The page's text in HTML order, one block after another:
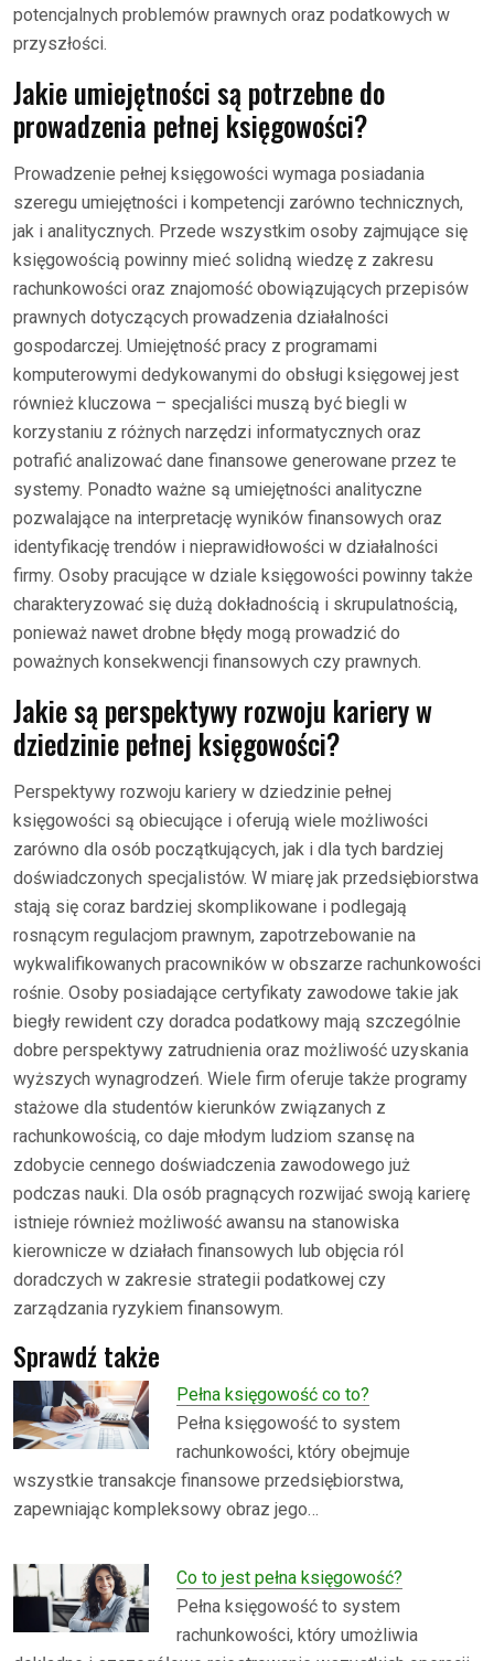
potencjalnych problemów prawnych oraz podatkowych w
przyszłości.
Jakie umiejętności są potrzebne do
prowadzenia pełnej księgowości?
Prowadzenie pełnej księgowości wymaga posiadania
szeregu umiejętności i kompetencji zarówno technicznych,
jak i analitycznych. Przede wszystkim osoby zajmujące się
księgowością powinny mieć solidną wiedzę z zakresu
rachunkowości oraz znajomość obowiązujących przepisów
prawnych dotyczących prowadzenia działalności
gospodarczej. Umiejętność pracy z programami
komputerowymi dedykowanymi do obsługi księgowej jest
również kluczowa – specjaliści muszą być biegli w
korzystaniu z różnych narzędzi informatycznych oraz
potrafić analizować dane finansowe generowane przez te
systemy. Ponadto ważne są umiejętności analityczne
pozwalające na interpretację wyników finansowych oraz
identyfikację trendów i nieprawidłowości w działalności
firmy. Osoby pracujące w dziale księgowości powinny także
charakteryzować się dużą dokładnością i skrupulatnością,
ponieważ nawet drobne błędy mogą prowadzić do
poważnych konsekwencji finansowych czy prawnych.
Jakie są perspektywy rozwoju kariery w
dziedzinie pełnej księgowości?
Perspektywy rozwoju kariery w dziedzinie pełnej
księgowości są obiecujące i oferują wiele możliwości
zarówno dla osób początkujących, jak i dla tych bardziej
doświadczonych specjalistów. W miarę jak przedsiębiorstwa
stają się coraz bardziej skomplikowane i podlegają
rosnącym regulacjom prawnym, zapotrzebowanie na
wykwalifikowanych pracowników w obszarze rachunkowości
rośnie. Osoby posiadające certyfikaty zawodowe takie jak
biegły rewident czy doradca podatkowy mają szczególnie
dobre perspektywy zatrudnienia oraz możliwość uzyskania
wyższych wynagrodzeń. Wiele firm oferuje także programy
stażowe dla studentów kierunków związanych z
rachunkowością, co daje młodym ludziom szansę na
zdobycie cennego doświadczenia zawodowego już
podczas nauki. Dla osób pragnących rozwijać swoją karierę
istnieje również możliwość awansu na stanowiska
kierownicze w działach finansowych lub objęcia ról
doradczych w zakresie strategii podatkowej czy
zarządzania ryzykiem finansowym.
Sprawdź także
Pełna księgowość co to?
Pełna księgowość to system
rachunkowości, który obejmuje
wszystkie transakcje finansowe przedsiębiorstwa,
zapewniając kompleksowy obraz jego…
Co to jest pełna księgowość?
Pełna księgowość to system
rachunkowości, który umożliwia